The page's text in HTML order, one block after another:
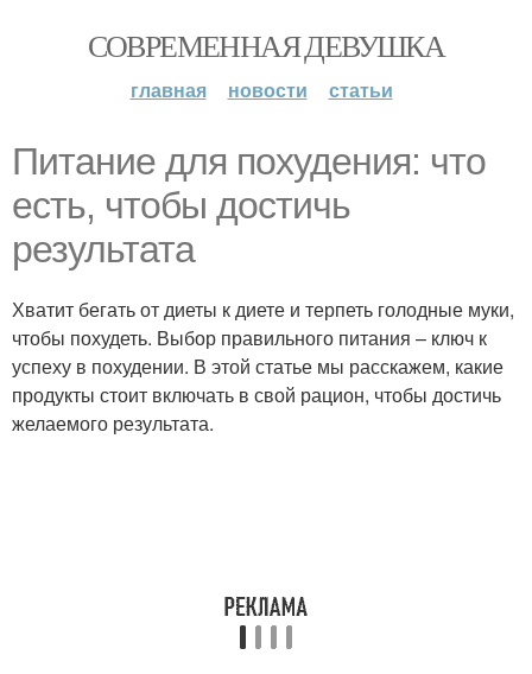
СОВРЕМЕННАЯ ДЕВУШКА
главная новости статьи
Питание для похудения: что
есть, чтобы достичь
результата
Хватит бегать от диеты к диете и терпеть голодные муки,
чтобы похудеть. Выбор правильного питания – ключ к
успеху в похудении. В этой статье мы расскажем, какие
продукты стоит включать в свой рацион, чтобы достичь
желаемого результата.